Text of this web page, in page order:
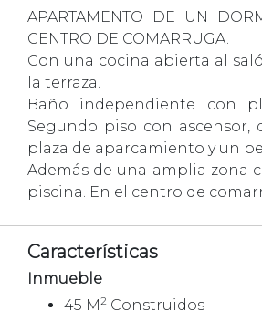
APARTAMENTO DE UN
CENTRO DE COMARRUGA.
Con una cocina abierta al
la terraza.
Baño independiente con
Segundo piso con ascensor,
plaza de aparcamiento y un
Además de una amplia zona
piscina. En el centro de
Características
Inmueble
45 M2 Construidos